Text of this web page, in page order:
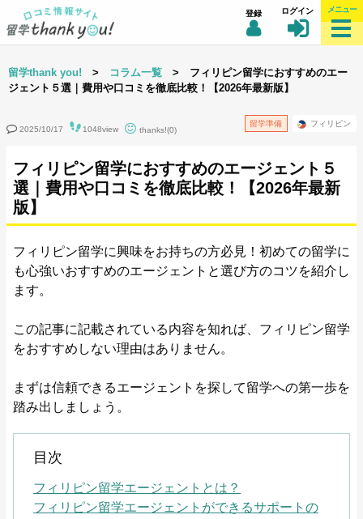
登録 ログイン メニュー
留学thank you! > コラム一覧 > フィリピン留学におすすめのエー
ジェント５選｜費用や口コミを徹底比較！【2026年最新版】
2025/10/17 1048view thanks!(0)
フィリピン
留学準備
フィリピン留学におすすめのエージェント５
選｜費用や口コミを徹底比較！【2026年最新
版】
フィリピン留学に興味をお持ちの方必見！初めての留学に
も心強いおすすめのエージェントと選び方のコツを紹介し
ます。
この記事に記載されている内容を知れば、フィリピン留学
をおすすめしない理由はありません。
まずは信頼できるエージェントを探して留学への第一歩を
踏み出しましょう。
目次
フィリピン留学エージェントとは？
フィリピン留学エージェントができるサポートの